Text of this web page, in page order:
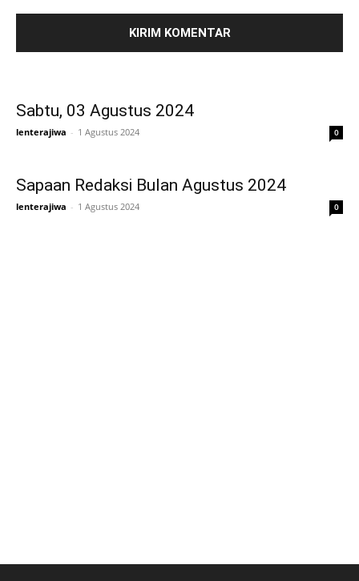
Sabtu, 03 Agustus 2024
lenterajiwa - 1 Agustus 2024 0
Sapaan Redaksi Bulan Agustus 2024
lenterajiwa - 1 Agustus 2024 0